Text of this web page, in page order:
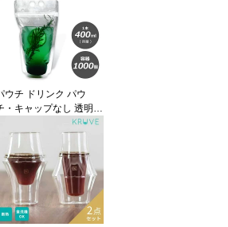
ス 平フタ 平蓋 アイスリ
ッド 炭酸 テイクアウト
宅配 プラスチック カッ
プ プラカップ イベント
パーティー レジャー 透
明カップ 業務用 使い捨
コップ テイクアウト容
ウチ ドリンク パウ
・キャップなし 透明 4
00ml 1000枚入り スタン
ドパウチ ドリンクパック
ドリンク カップ タピオ
カ ボトル スムージー 使
い捨て クリアカップ 炭
酸 タピオカ 業務用 容器
パウトパウチ 使い捨て